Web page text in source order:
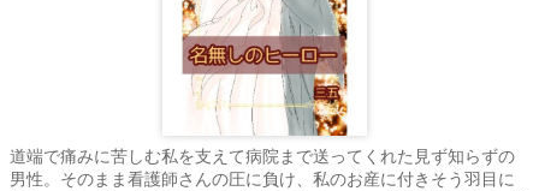
道端で痛みに苦しむ私を支えて病院まで送ってくれた見ず知らずの
男性。そのまま看護師さんの圧に負け、私のお産に付きそう羽目に